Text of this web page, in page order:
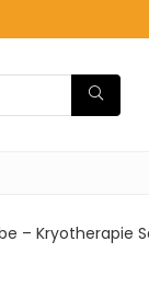
– Kryotherapie